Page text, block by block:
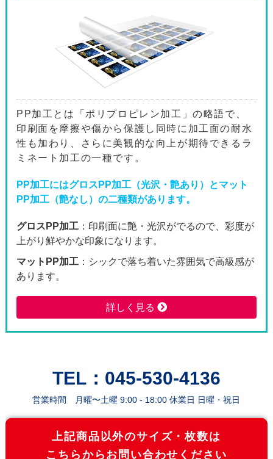
70,000
2200枚 88,160
2400枚 91,860
2600枚 95,550
2800枚 99,300
3000枚 112,280
3200枚 116,220
4000枚 143,380
4200枚 147,690
4600枚 156,690
PP加工とは「ポリプロピレン加工」の略語で、
印刷面を摩擦や傷から保護し同時に加工面の耐水
性も加わり、さらに美観的な向上が期待できるラ
ミネート加工の一種です。
PP加工にはグロスPP加工（光沢・艶あり）とマット
PP加工（艶なし）の二種類があります。
グロスPP加工：印刷面に艶・光沢がでるので、彩度が
上がり鮮やかな印象になります。
マットPP加工：シックで落ち着いた雰囲気で高級感が
あります。
詳しく見る
TEL：045-530-4136
営業時間 月曜〜土曜 9:00 - 18:00 休業日 日曜・祝日
上記商品以外のサイズ・枚数は
こちらからお問い合わせください